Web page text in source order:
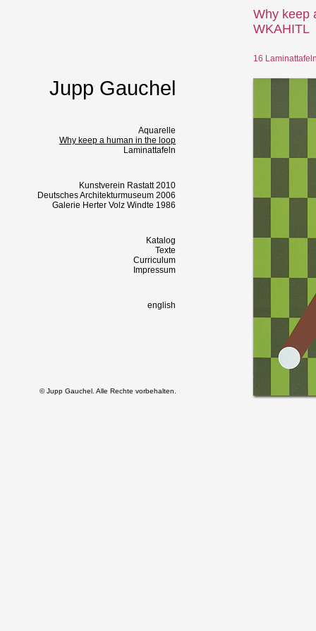
Jupp Gauchel
Aquarelle
Why keep a human in the loop
Laminattafeln
Kunstverein Rastatt 2010
Deutsches Architekturmuseum 2006
Galerie Herter Volz Windte 1986
Katalog
Texte
Curriculum
Impressum
english
© Jupp Gauchel. Alle Rechte vorbehalten.
Why keep
WKAHITL
16